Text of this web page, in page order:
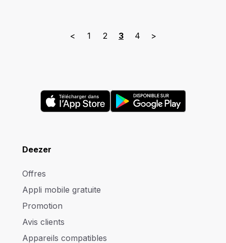
< 1 2 3 4 >
Deezer
Offres
Appli mobile gratuite
Promotion
Avis clients
Appareils compatibles